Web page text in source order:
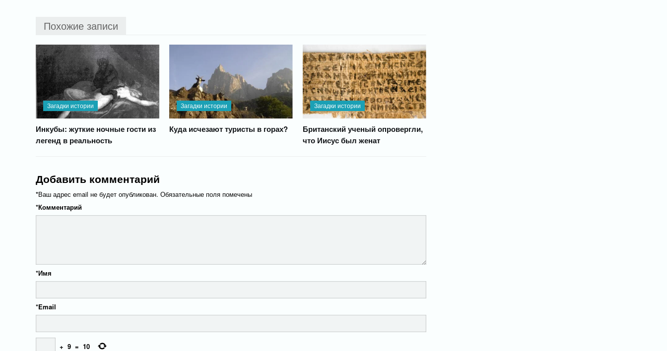
Похожие записи
Загадки истории
Инкубы: жуткие ночные гости из
легенд в реальность
Загадки истории
Куда исчезают туристы в горах?
Загадки истории
Британский ученый опровергли,
что Иисус был женат
Добавить комментарий
Ваш адрес email не будет опубликован. Обязательные поля помечены
*
Комментарий
*
Имя
*
Email
*
+ 9 = 10